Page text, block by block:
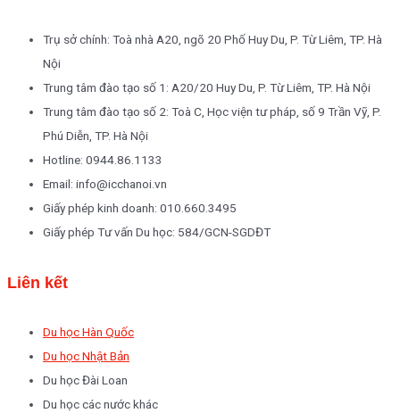
Trụ sở chính: Toà nhà A20, ngõ 20 Phố Huy Du, P. Từ Liêm, TP. Hà
Nội
Trung tâm đào tạo số 1: A20/20 Huy Du, P. Từ Liêm, TP. Hà Nội
Trung tâm đào tạo số 2: Toà C, Học viện tư pháp, số 9 Trần Vỹ, P.
Phú Diễn, TP. Hà Nội
Hotline: 0944.86.1133
Email: info@icchanoi.vn
Giấy phép kinh doanh: 010.660.3495
Giấy phép Tư vấn Du học: 584/GCN-SGDĐT
Liên kết
Du học Hàn Quốc
Du học Nhật Bản
Du học Đài Loan
Du học các nước khác